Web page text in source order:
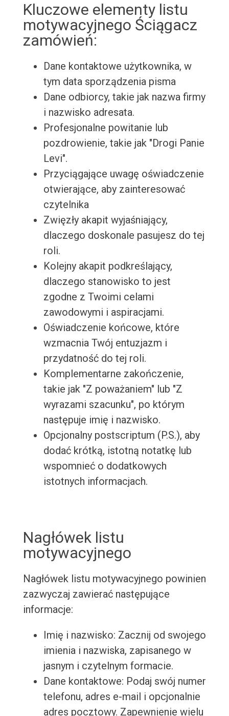
Kluczowe elementy listu
motywacyjnego Ściągacz
zamówień:
Dane kontaktowe użytkownika, w
tym data sporządzenia pisma
Dane odbiorcy, takie jak nazwa firmy
i nazwisko adresata.
Profesjonalne powitanie lub
pozdrowienie, takie jak "Drogi Panie
Levi".
Przyciągające uwagę oświadczenie
otwierające, aby zainteresować
czytelnika
Zwięzły akapit wyjaśniający,
dlaczego doskonale pasujesz do tej
roli.
Kolejny akapit podkreślający,
dlaczego stanowisko to jest
zgodne z Twoimi celami
zawodowymi i aspiracjami.
Oświadczenie końcowe, które
wzmacnia Twój entuzjazm i
przydatność do tej roli.
Komplementarne zakończenie,
takie jak "Z poważaniem" lub "Z
wyrazami szacunku", po którym
następuje imię i nazwisko.
Opcjonalny postscriptum (P.S.), aby
dodać krótką, istotną notatkę lub
wspomnieć o dodatkowych
istotnych informacjach.
Nagłówek listu
motywacyjnego
Nagłówek listu motywacyjnego powinien
zazwyczaj zawierać następujące
informacje:
Imię i nazwisko: Zacznij od swojego
imienia i nazwiska, zapisanego w
jasnym i czytelnym formacie.
Dane kontaktowe: Podaj swój numer
telefonu, adres e-mail i opcjonalnie
adres pocztowy. Zapewnienie wielu